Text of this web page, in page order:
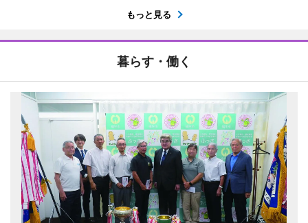
もっと見る
暮らす・働く